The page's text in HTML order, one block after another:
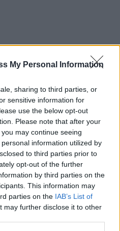
My Personal Information
sharing to third parties, or
sensitive information for
use the below opt-out
Please note that after your
may continue seeing
information utilized by
to third parties prior to
opt-out of the further
by third parties on the
This information may
parties on the IAB’s List of
may further disclose it to other